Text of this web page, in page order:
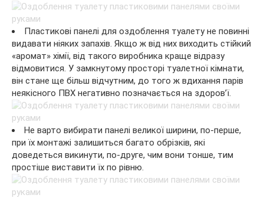
Пластикові панелі для оздоблення туалету не повинні
видавати ніяких запахів. Якщо ж від них виходить стійкий
«аромат» хімії, від такого виробника краще відразу
відмовитися. У замкнутому просторі туалетної кімнати,
він стане ще більш відчутним, до того ж вдихання парів
неякісного ПВХ негативно позначається на здоров’ї.
Не варто вибирати панелі великої ширини, по-перше,
при їх монтажі залишиться багато обрізків, які
доведеться викинути, по-друге, чим вони тонше, тим
простіше виставити їх по рівню.